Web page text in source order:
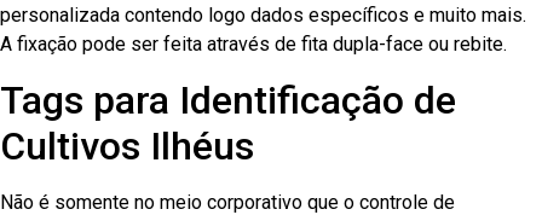
personalizada contendo logo dados específicos e muito mais.
A fixação pode ser feita através de fita dupla-face ou rebite.
Tags para Identificação de
Cultivos Ilhéus
Não é somente no meio corporativo que o controle de